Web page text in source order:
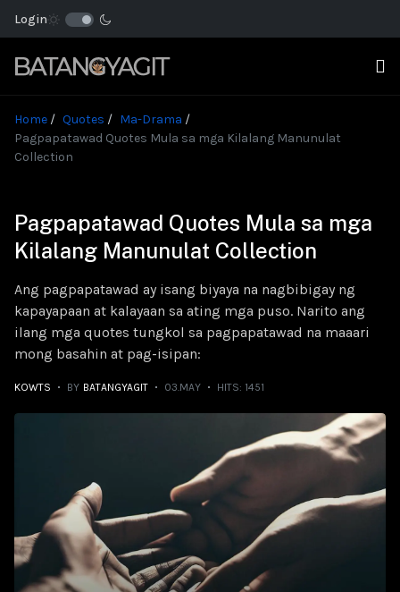
Login
Home Quotes
Ma-Drama
Pagpapatawad Quotes Mula sa mga Kilalang Manunulat
Collection
Pagpapatawad Quotes Mula sa mga
Kilalang Manunulat Collection
Ang pagpapatawad ay isang biyaya na nagbibigay ng
kapayapaan at kalayaan sa ating mga puso. Narito ang
ilang mga quotes tungkol sa pagpapatawad na maaari
mong basahin at pag-isipan:
KOWTS BY BATANGYAGIT 03.MAY HITS: 1451